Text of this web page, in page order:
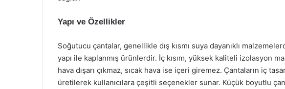
Yapı ve Özellikler
Soğutucu çantalar, genellikle dış kısmı suya dayanıklı
yapı ile kaplanmış ürünlerdir. İç kısım, yüksek kaliteli izolasyon
hava dışarı çıkmaz, sıcak hava ise içeri giremez. Çantaların iç
üretilerek kullanıcılara çeşitli seçenekler sunar. Küçük boyutlu